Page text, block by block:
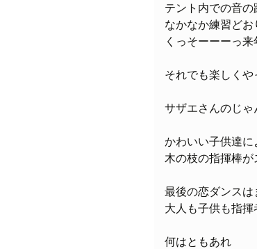
テント内での音
なかなか練習ど
くっそーーーっ
それでも楽しくや
サザエさんのじゃ
かわいい子供達
木の枝の指揮棒
最後の恋ダンス
大人も子供も指
何はともあれ